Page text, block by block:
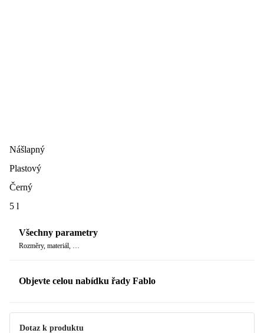
Nášlapný
Plastový
Černý
5 l
Všechny parametry
Rozměry, materiál, …
Objevte celou nabídku řady Fablo
Dotaz k produktu